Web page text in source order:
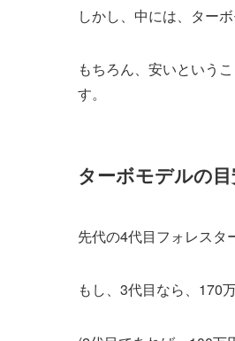
しかし、中には、ター
もちろん、安いという
す。
ターボモデルの
先代の4代目フォレスタ
もし、3代目なら、170